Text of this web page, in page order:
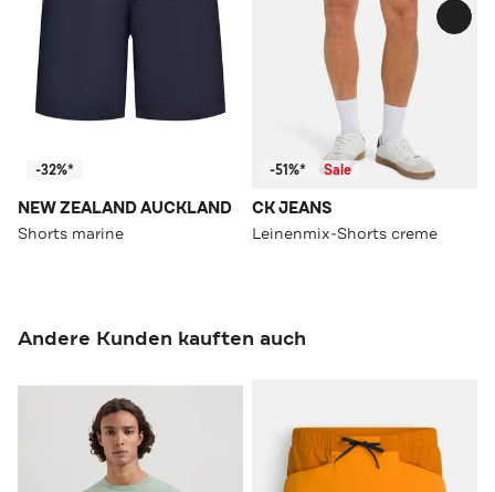
-32%*
NEW ZEALAND AUCKLAND
Shorts marine
-51%* Sale
CK JEANS
Leinenmix-Shorts creme
Andere Kunden kauften auch